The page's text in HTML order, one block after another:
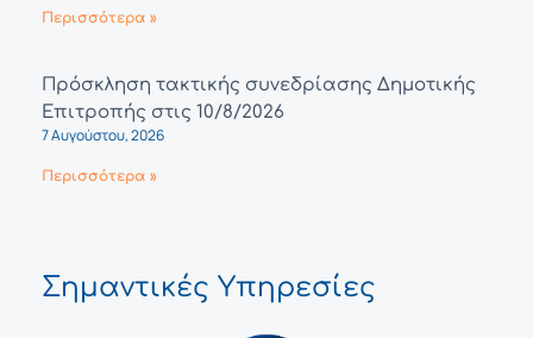
Περισσότερα »
Πρόσκληση τακτικής συνεδρίασης Δημοτικής
Επιτροπής στις 10/8/2026
7 Αυγούστου, 2026
Περισσότερα »
Σημαντικές Υπηρεσίες